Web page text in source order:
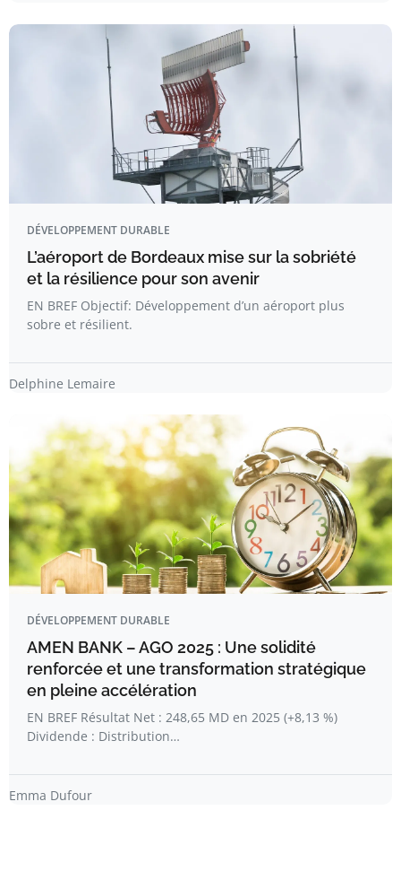
DÉVELOPPEMENT DURABLE
L’aéroport de Bordeaux mise sur la sobriété
et la résilience pour son avenir
EN BREF Objectif: Développement d’un aéroport plus
sobre et résilient.
Delphine Lemaire
DÉVELOPPEMENT DURABLE
AMEN BANK – AGO 2025 : Une solidité
renforcée et une transformation stratégique
en pleine accélération
EN BREF Résultat Net : 248,65 MD en 2025 (+8,13 %)
Dividende : Distribution…
Emma Dufour